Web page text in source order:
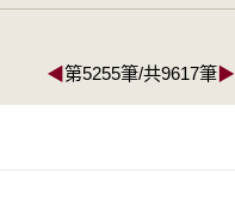
◀第5255筆/共9617筆▶